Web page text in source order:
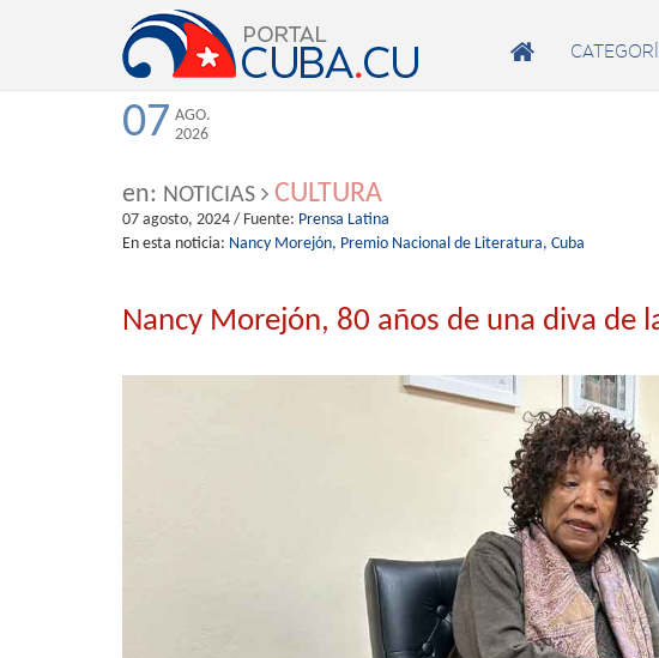

07 AGO.
2026
en: NOTICIAS CULTURA
07 agosto, 2024 / Fuente: Prensa Latina
En esta noticia: Nancy Morejón, Premio Nacional de Literatura, Cuba
Nancy Morejón, 80 años de una diva de